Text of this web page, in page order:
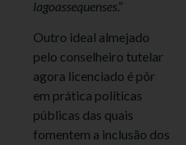
lagoassequenses.”
Outro ideal almejado
pelo conselheiro tutelar
agora licenciado é pôr
em prática políticas
públicas das quais
fomentem a inclusão dos